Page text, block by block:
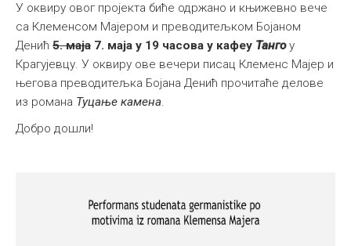
У оквиру овог пројекта биће одржано и књижевно вече
са Клеменсом Мајером и преводитељком Бојаном
Денић 5. маја 7. маја у 19 часова у кафеу Танго у
Крагујевцу. У оквиру ове вечери писац Клеменс Мајер и
његова преводитељка Бојана Денић прочитаће делове
из романа Туцање камена.
Добро дошли!